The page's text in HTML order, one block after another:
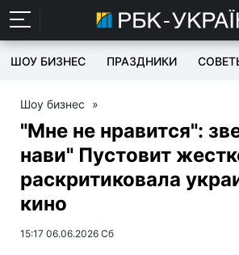
ШОУ БИЗНЕС ПРАЗДНИКИ
Шоу бизнес »
"Мне не нравится":
нави" Пустовит
раскритиковала
кино
15:17 06.06.2026 Сб